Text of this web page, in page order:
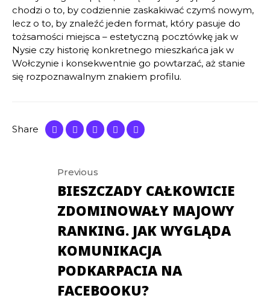
chodzi o to, by codziennie zaskakiwać czymś nowym,
lecz o to, by znaleźć jeden format, który pasuje do
tożsamości miejsca – estetyczną pocztówkę jak w
Nysie czy historię konkretnego mieszkańca jak w
Wołczynie i konsekwentnie go powtarzać, aż stanie
się rozpoznawalnym znakiem profilu.
Share
NAWIGACJA
WPISU
Previous
BIESZCZADY CAŁKOWICIE
ZDOMINOWAŁY MAJOWY
RANKING. JAK WYGLĄDA
KOMUNIKACJA
PODKARPACIA NA
FACEBOOKU?